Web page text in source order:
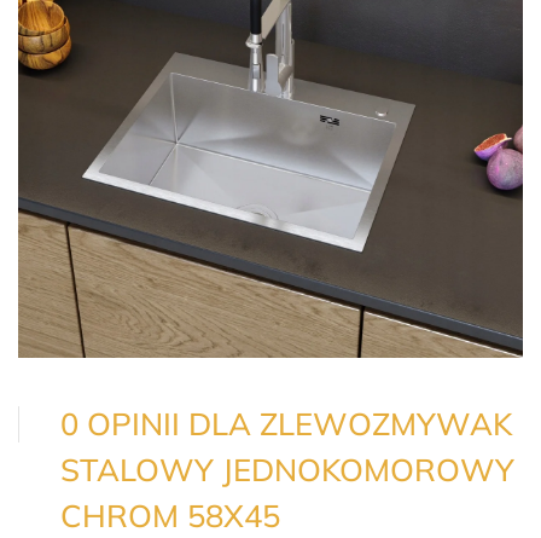
0 OPINII DLA ZLEWOZMYWAK
STALOWY JEDNOKOMOROWY
CHROM 58X45